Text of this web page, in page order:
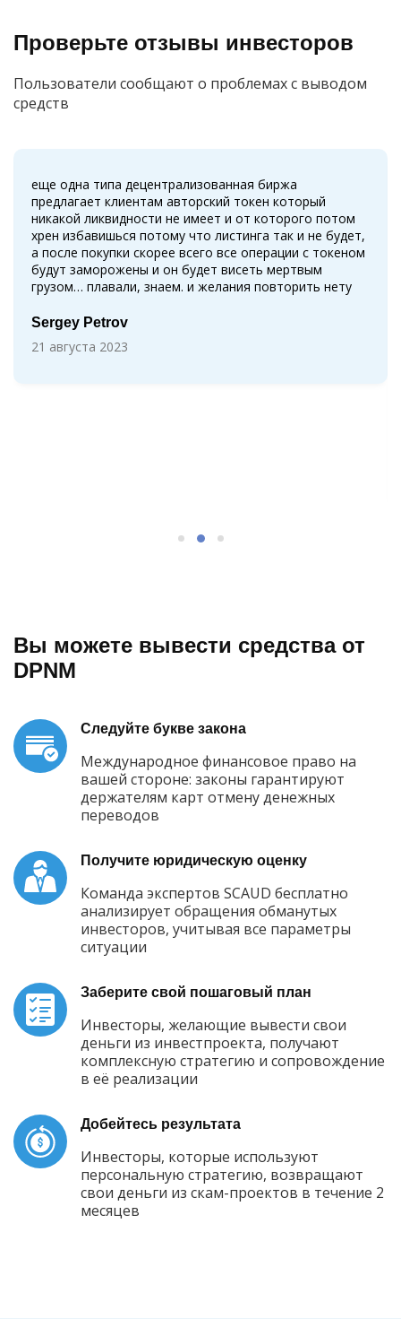
Проверьте отзывы инвесторов
Пользователи сообщают о проблемах с выводом
средств
еще одна типа децентрализованная биржа
предлагает клиентам авторский токен который
никакой ликвидности не имеет и от которого потом
хрен избавишься потому что листинга так и не будет,
а после покупки скорее всего все операции с токеном
будут заморожены и он будет висеть мертвым
грузом… плавали, знаем. и желания повторить нету
Sergey Petrov
21 августа 2023
Вы можете вывести средства от
DPNM
Следуйте букве закона
Международное финансовое право на
вашей стороне: законы гарантируют
держателям карт отмену денежных
переводов
Получите юридическую оценку
Команда экспертов SCAUD бесплатно
анализирует обращения обманутых
инвесторов, учитывая все параметры
ситуации
Заберите свой пошаговый план
Инвесторы, желающие вывести свои
деньги из инвестпроекта, получают
комплексную стратегию и сопровождение
в её реализации
Добейтесь результата
Инвесторы, которые используют
персональную стратегию, возвращают
свои деньги из скам-проектов в течение 2
месяцев